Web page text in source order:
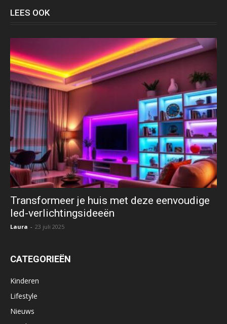
LEES OOK
Transformeer je huis met deze eenvoudige
led-verlichtingsideeën
Laura - 23 juli 2025
CATEGORIEËN
Kinderen
Lifestyle
Nieuws